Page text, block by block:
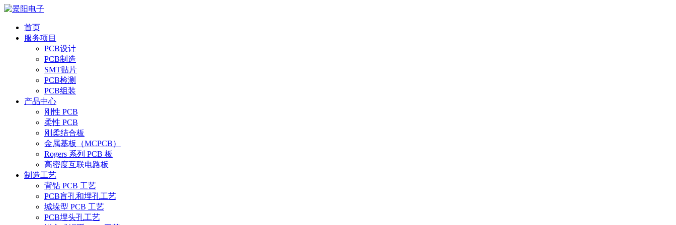
首页
服务项目
PCB设计
PCB制造
SMT贴片
PCB检测
PCB组装
产品中心
刚性 PCB
柔性 PCB
刚柔结合板
金属基板（MCPCB）
Rogers 系列 PCB 板
高密度互联电路板
制造工艺
背钻 PCB 工艺
PCB盲孔和埋孔工艺
城垛型 PCB 工艺
PCB埋头孔工艺